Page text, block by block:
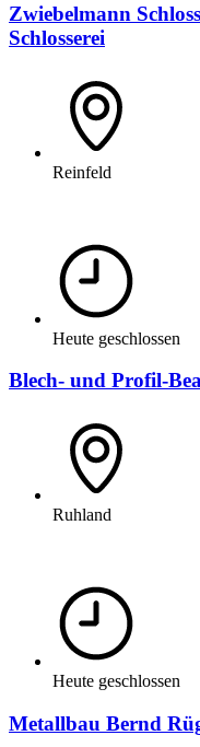
Zwiebelmann
Schlosserei
Reinfeld
Heute geschlossen
Blech- und Profil-
Ruhland
Heute geschlossen
Metallbau Bernd